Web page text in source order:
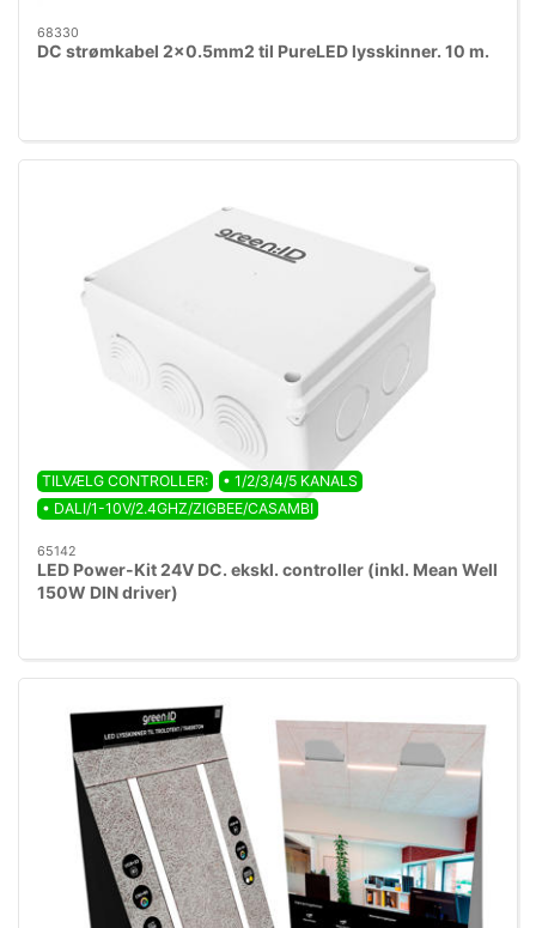
68330
DC strømkabel 2x0.5mm2 til PureLED lysskinner. 10 m.
TILVÆLG CONTROLLER:
• 1/2/3/4/5 KANALS
• DALI/1-10V/2.4GHZ/ZIGBEE/CASAMBI
65142
LED Power-Kit 24V DC. ekskl. controller (inkl. Mean Well
150W DIN driver)